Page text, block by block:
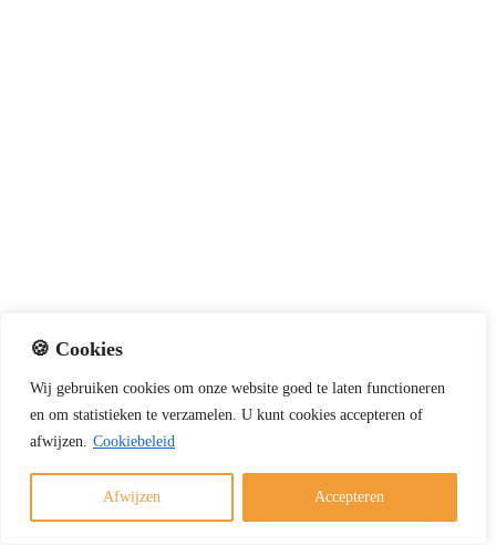
🍪 Cookies
Wij gebruiken cookies om onze website goed te laten functioneren
en om statistieken te verzamelen. U kunt cookies accepteren of
afwijzen. Cookiebeleid
Afwijzen Accepteren
Winter officieel begonnen: tips voor veilig en
verantwoord stoken
Nu de winter officieel is begonnen, wilt u misschien